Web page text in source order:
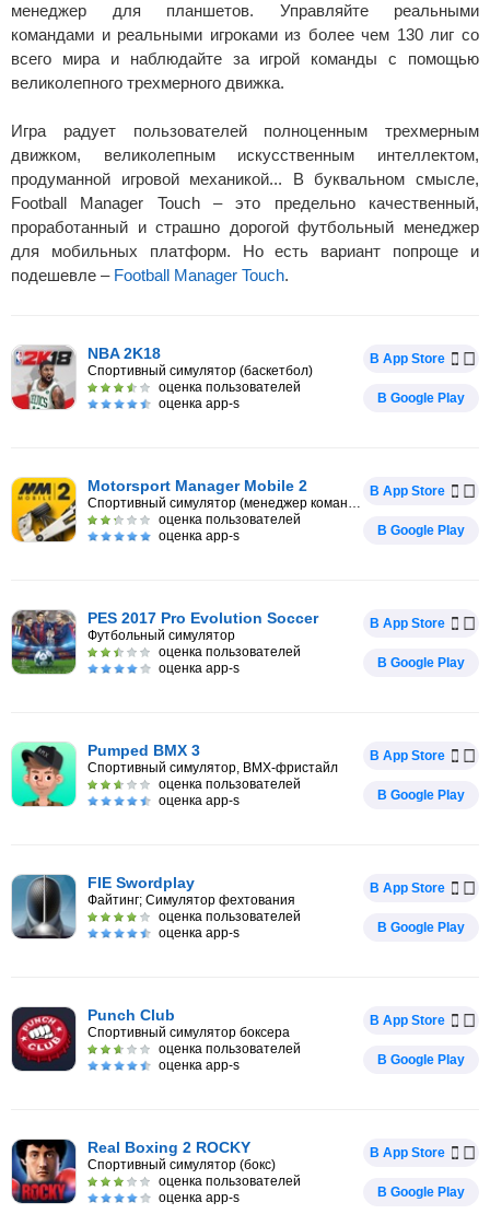
менеджер для планшетов. Управляйте реальными
командами и реальными игроками из более чем 130 лиг со
всего мира и наблюдайте за игрой команды с помощью
великолепного трехмерного движка.
Игра радует пользователей полноценным трехмерным
движком, великолепным искусственным интеллектом,
продуманной игровой механикой... В буквальном смысле,
Football Manager Touch – это предельно качественный,
проработанный и страшно дорогой футбольный менеджер
для мобильных платформ. Но есть вариант попроще и
подешевле – Football Manager Touch.
NBA 2K18
Спортивный симулятор (баскетбол)
оценка пользователей
оценка app-s
В App Store
В Google Play
Motorsport Manager Mobile 2
Спортивный симулятор (менеджер команды Формула-1)
оценка пользователей
оценка app-s
В App Store
В Google Play
PES 2017 Pro Evolution Soccer
Футбольный симулятор
оценка пользователей
оценка app-s
В App Store
В Google Play
Pumped BMX 3
Спортивный симулятор, BMX-фристайл
оценка пользователей
оценка app-s
В App Store
В Google Play
FIE Swordplay
Файтинг; Симулятор фехтования
оценка пользователей
оценка app-s
В App Store
В Google Play
Punch Club
Спортивный симулятор боксера
оценка пользователей
оценка app-s
В App Store
В Google Play
Real Boxing 2 ROCKY
Спортивный симулятор (бокс)
оценка пользователей
оценка app-s
В App Store
В Google Play